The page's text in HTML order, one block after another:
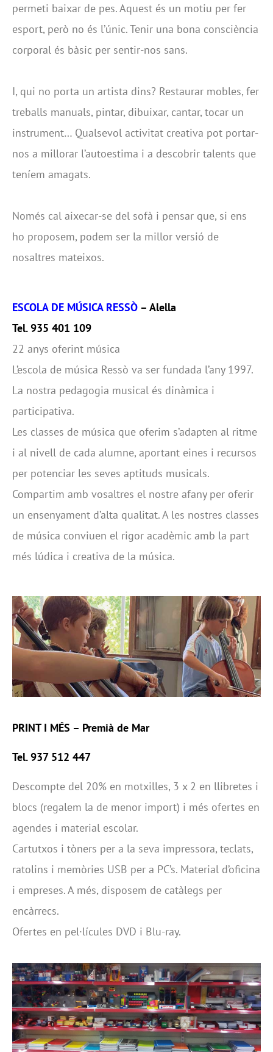
permeti baixar de pes. Aquest és un motiu per fer
esport, però no és l’únic. Tenir una bona consciència
corporal és bàsic per sentir-nos sans.
I, qui no porta un artista dins? Restaurar mobles, fer
treballs manuals, pintar, dibuixar, cantar, tocar un
instrument… Qualsevol activitat creativa pot portar-
nos a millorar l’autoestima i a descobrir talents que
teníem amagats.
Només cal aixecar-se del sofà i pensar que, si ens
ho proposem, podem ser la millor versió de
nosaltres mateixos.
ESCOLA DE MÚSICA RESSÒ – Alella
Tel. 935 401 109
22 anys oferint música
L’escola de música Ressò va ser fundada l’any 1997.
La nostra pedagogia musical és dinàmica i
participativa.
Les classes de música que oferim s’adapten al ritme
i al nivell de cada alumne, aportant eines i recursos
per potenciar les seves aptituds musicals.
Compartim amb vosaltres el nostre afany per oferir
un ensenyament d’alta qualitat. A les nostres classes
de música conviuen el rigor acadèmic amb la part
més lúdica i creativa de la música.
PRINT I MÉS – Premià de Mar
Tel. 937 512 447
Descompte del 20% en motxilles, 3 x 2 en llibretes i
blocs (regalem la de menor import) i més ofertes en
agendes i material escolar.
Cartutxos i tòners per a la seva impressora, teclats,
ratolins i memòries USB per a PC’s. Material d’oficina
i empreses. A més, disposem de catàlegs per
encàrrecs.
Ofertes en pel·lícules DVD i Blu-ray.